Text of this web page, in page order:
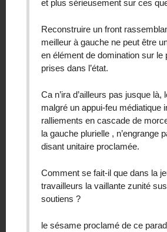
et plus sérieusement sur ces
Reconstruire un front
meilleur à gauche ne peut être
en élément de domination sur le
prises dans l’état.
Ca n’ira d’ailleurs pas jusque là,
malgré un appui-feu médiatique
ralliements en cascade de
la gauche plurielle , n’engrange
disant unitaire proclamée.
Comment se fait-il que dans la
travailleurs la vaillante zunité
soutiens ?
le sésame proclamé de ce